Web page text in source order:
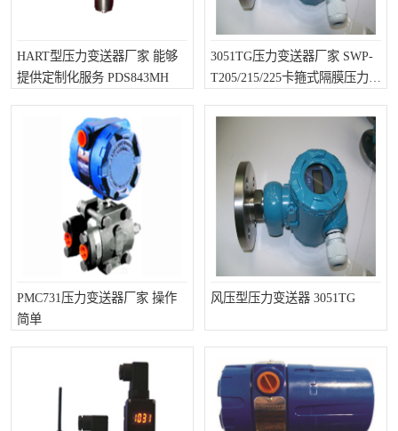
HART型压力变送器厂家 能够
提供定制化服务 PDS843MH
3051TG压力变送器厂家 SWP-
T205/215/225卡箍式隔膜压力变
PMC731压力变送器厂家 操作
简单
风压型压力变送器 3051TG